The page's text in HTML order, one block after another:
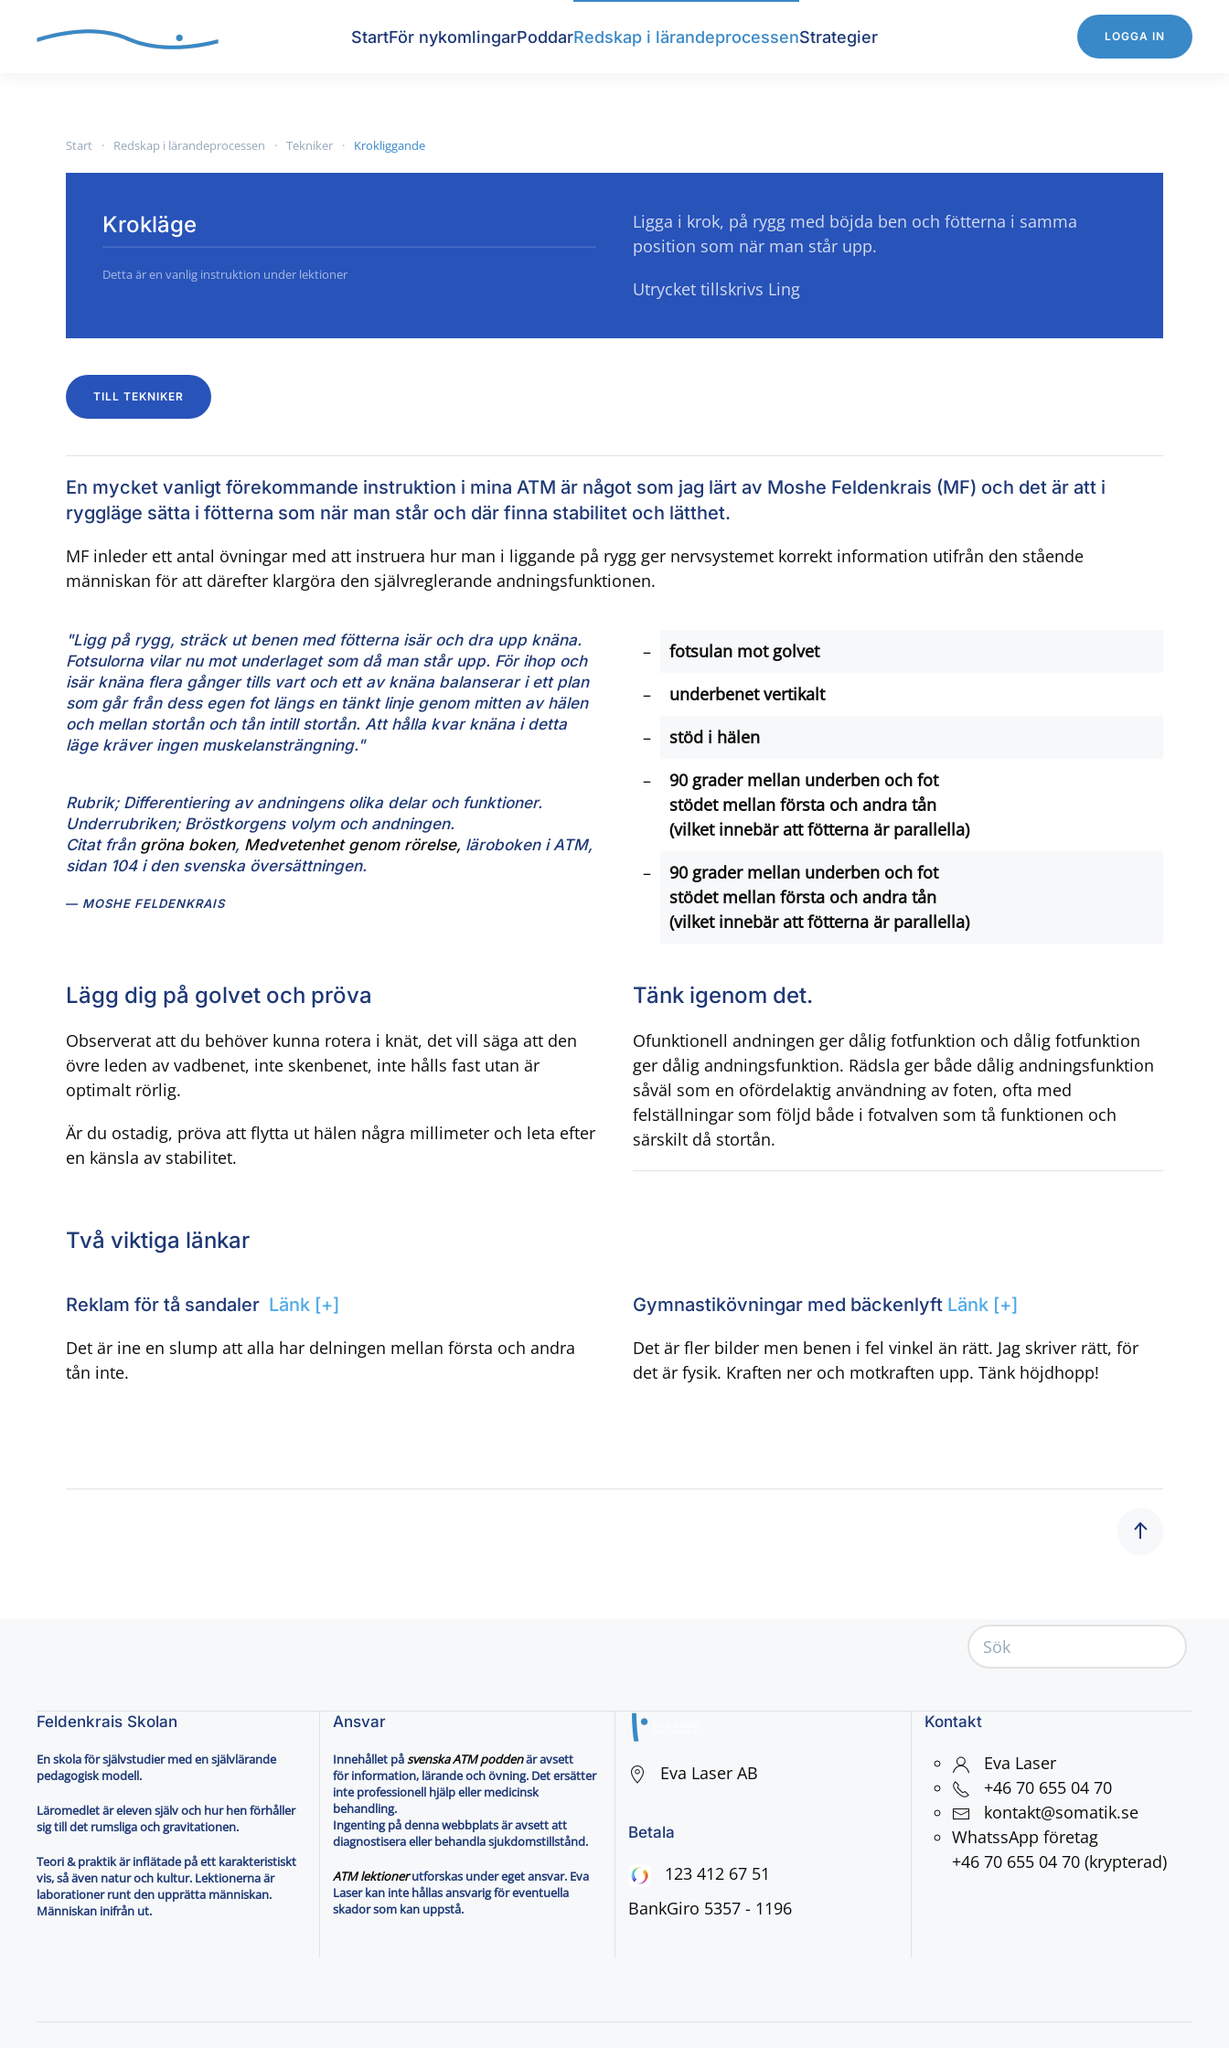
Skip to main content
StartFör nykomlingarPoddarRedskap i lärandeprocessenStrategier LOGGA IN
Start Redskap i lärandeprocessen Tekniker Krokliggande
Krokläge
Detta är en vanlig instruktion under lektioner
Ligga i krok, på rygg med böjda ben och fötterna i samma
position som när man står upp.
Utrycket tillskrivs Ling
TILL TEKNIKER
En mycket vanligt förekommande instruktion i mina ATM är något som jag lärt av Moshe Feldenkrais (MF) och det är att i
ryggläge sätta i fötterna som när man står och där finna stabilitet och lätthet.
MF inleder ett antal övningar med att instruera hur man i liggande på rygg ger nervsystemet korrekt information utifrån den stående
människan för att därefter klargöra den självreglerande andningsfunktionen.
"Ligg på rygg, sträck ut benen med fötterna isär och dra upp knäna.
Fotsulorna vilar nu mot underlaget som då man står upp. För ihop och
isär knäna flera gånger tills vart och ett av knäna balanserar i ett plan
som går från dess egen fot längs en tänkt linje genom mitten av hälen
och mellan stortån och tån intill stortån. Att hålla kvar knäna i detta
läge kräver ingen muskelansträngning."
Rubrik; Differentiering av andningens olika delar och funktioner.
Underrubriken; Bröstkorgens volym och andningen.
Citat från gröna boken, Medvetenhet genom rörelse, läroboken i ATM,
sidan 104 i den svenska översättningen.
MOSHE FELDENKRAIS
fotsulan mot golvet
underbenet vertikalt
stöd i hälen
90 grader mellan underben och fot
stödet mellan första och andra tån
(vilket innebär att fötterna är parallella)
90 grader mellan underben och fot
stödet mellan första och andra tån
(vilket innebär att fötterna är parallella)
Lägg dig på golvet och pröva
Observerat att du behöver kunna rotera i knät, det vill säga att den
övre leden av vadbenet, inte skenbenet, inte hålls fast utan är
optimalt rörlig.
Är du ostadig, pröva att flytta ut hälen några millimeter och leta efter
en känsla av stabilitet.
Två viktiga länkar
Tänk igenom det.
Ofunktionell andningen ger dålig fotfunktion och dålig fotfunktion
ger dålig andningsfunktion. Rädsla ger både dålig andningsfunktion
såväl som en ofördelaktig användning av foten, ofta med
felställningar som följd både i fotvalven som tå funktionen och
särskilt då stortån.
Reklam för tå sandaler Länk [+]
Det är ine en slump att alla har delningen mellan första och andra
tån inte.
Gymnastikövningar med bäckenlyft Länk [+]
Det är fler bilder men benen i fel vinkel än rätt. Jag skriver rätt, för
det är fysik. Kraften ner och motkraften upp. Tänk höjdhopp!
Feldenkrais Skolan
En skola för självstudier med en självlärande
pedagogisk modell.
Läromedlet är eleven själv och hur hen förhåller
sig till det rumsliga och gravitationen.
Teori & praktik är inflätade på ett karakteristiskt
vis, så även natur och kultur. Lektionerna är
laborationer runt den upprätta människan.
Människan inifrån ut.
Ansvar
Innehållet påsvenska ATM poddenär avsett
för information, lärande och övning. Det ersätter
inte professionell hjälp eller medicinsk
behandling.
Ingenting på denna webbplats är avsett att
diagnostisera eller behandla sjukdomstillstånd.
ATM lektionerutforskas under eget ansvar. Eva
Laser kan inte hållas ansvarig för eventuella
skador som kan uppstå.
Eva Laser AB
Betala
123 412 67 51
BankGiro 5357 - 1196
Kontakt
Eva Laser
+46 70 655 04 70
kontakt@somatik.se
WhatssApp företag
+46 70 655 04 70 (krypterad)